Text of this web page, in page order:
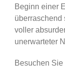
Beginn einer
überraschend
voller
unerwarteter
Besuchen